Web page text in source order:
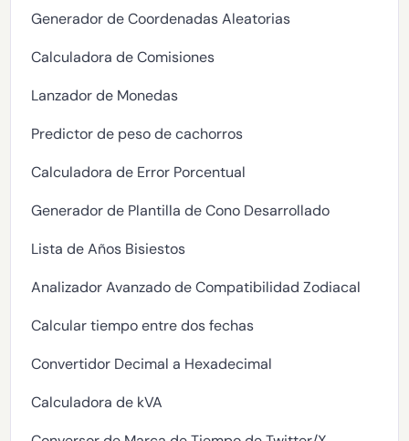
Generador de Coordenadas Aleatorias
Calculadora de Comisiones
Lanzador de Monedas
Predictor de peso de cachorros
Calculadora de Error Porcentual
Generador de Plantilla de Cono Desarrollado
Lista de Años Bisiestos
Analizador Avanzado de Compatibilidad Zodiacal
Calcular tiempo entre dos fechas
Convertidor Decimal a Hexadecimal
Calculadora de kVA